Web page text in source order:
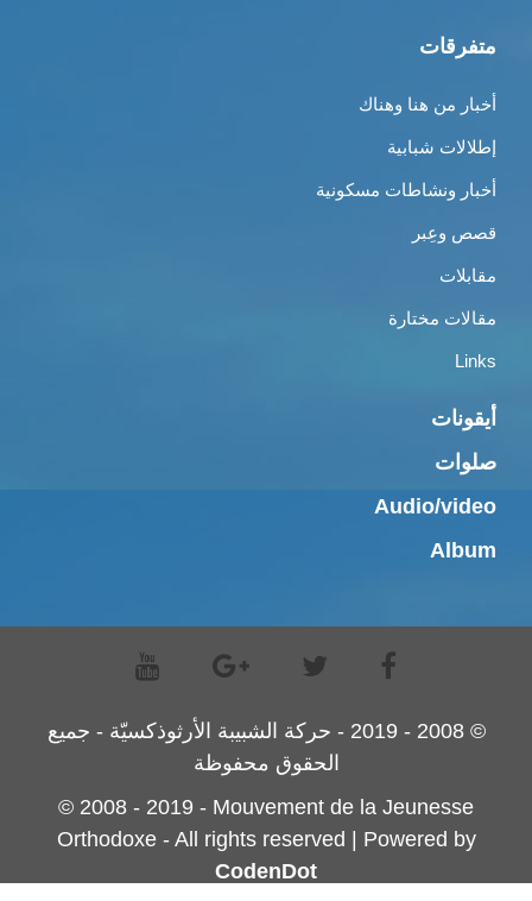
متفرقات
أخبار من هنا وهناك
إطلالات شبابية
أخبار ونشاطات مسكونية
قصص وعِبر
مقابلات
مقالات مختارة
Links
أيقونات
صلوات
Audio/video
Album
© 2008 - 2019 - حركة الشبيبة الأرثوذكسيّة - جميع
الحقوق محفوظة
© 2008 - 2019 - Mouvement de la Jeunesse
Orthodoxe - All rights reserved | Powered by
CodenDot